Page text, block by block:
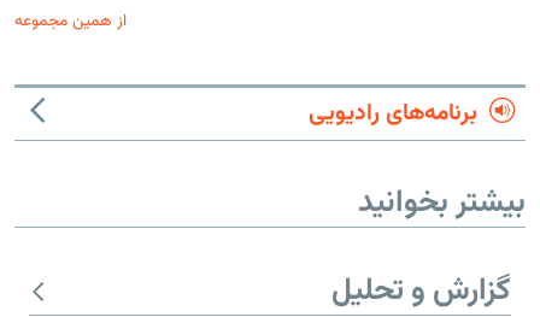
از همین مجموعه
برنامه‌های رادیویی
بیشتر بخوانید
گزارش و تحلیل